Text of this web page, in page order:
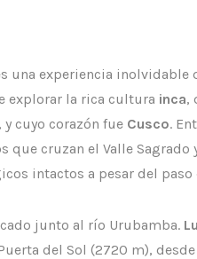
una experiencia
explorar la rica cultura inca,
cuyo corazón fue Cusco.
cruzan el Valle Sagrado
intactos a pesar del
junto al río Urubamba.
del Sol (2720 m),